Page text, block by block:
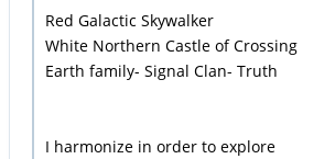
Red Galactic Skywalker
White Northern Castle of Crossing
Earth family- Signal Clan- Truth
I harmonize in order to explore